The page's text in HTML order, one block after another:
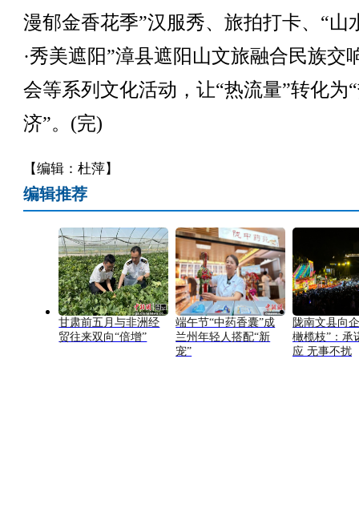
漫郁金香花季”汉服秀、旅拍打卡、“山
·秀美遮阳”漳县遮阳山文旅融合民族交
会等系列文化活动，让“热流量”转化为
济”。(完)
【编辑：杜萍】
编辑推荐
甘肃前五月与非洲经
贸往来双向“倍增”
端午节“中药香囊”成
兰州年轻人搭配“新
宠”
陇南文县向
橄榄枝”：承
应 无事不扰